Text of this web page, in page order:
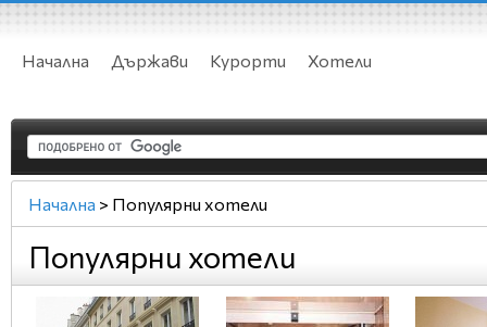
Начална Държави Курорти Хотели
Начална > Популярни хотели
Популярни хотели